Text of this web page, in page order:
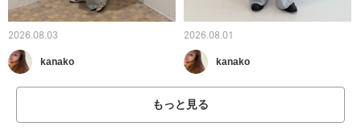
2026.08.03
kanako
2026.08.01
kanako
もっと見る